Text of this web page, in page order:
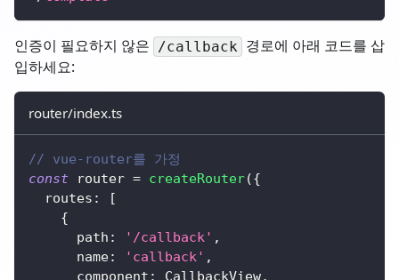
인증이 필요하지 않은 /callback 경로에 아래 코드를 삽
입하세요:
router/index.ts
// vue-router를 가정
const router = createRouter({
  routes
:
[
{
      path
: '/callback' ,
      name
: 'callback' ,
      component
: CallbackView,